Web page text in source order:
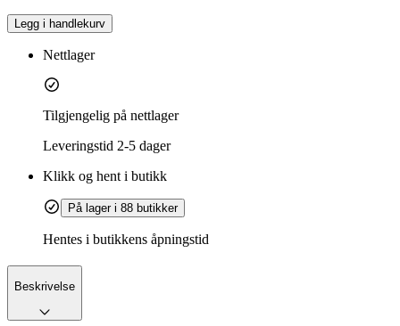
Legg i handlekurv
Nettlager
Tilgjengelig på nettlager
Leveringstid 2-5 dager
Klikk og hent i butikk
På lager i 88 butikker
Hentes i butikkens åpningstid
Beskrivelse